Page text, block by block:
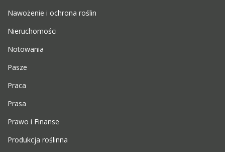
Nawożenie i ochrona roślin
Nieruchomości
Notowania
Pasze
Praca
Prasa
Prawo i Finanse
Produkcja roślinna